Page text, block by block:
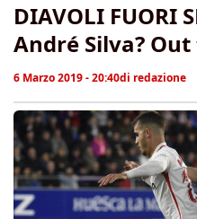
DIAVOLI FUORI
André Silva?
6 Marzo 2019 - 20:40di redazione